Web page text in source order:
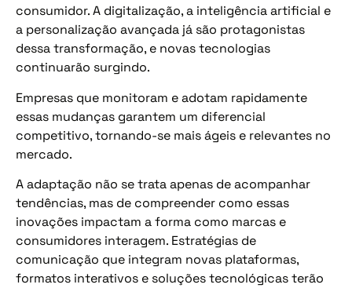
consumidor. A digitalização, a inteligência artificial e
a personalização avançada já são protagonistas
dessa transformação, e novas tecnologias
continuarão surgindo.
Empresas que monitoram e adotam rapidamente
essas mudanças garantem um diferencial
competitivo, tornando-se mais ágeis e relevantes no
mercado.
A adaptação não se trata apenas de acompanhar
tendências, mas de compreender como essas
inovações impactam a forma como marcas e
consumidores interagem. Estratégias de
comunicação que integram novas plataformas,
formatos interativos e soluções tecnológicas terão